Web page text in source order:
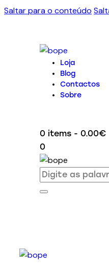
Saltar para o conteúdo
Loja
Blog
Contactos
Sobre
0 items - 0.00€
0